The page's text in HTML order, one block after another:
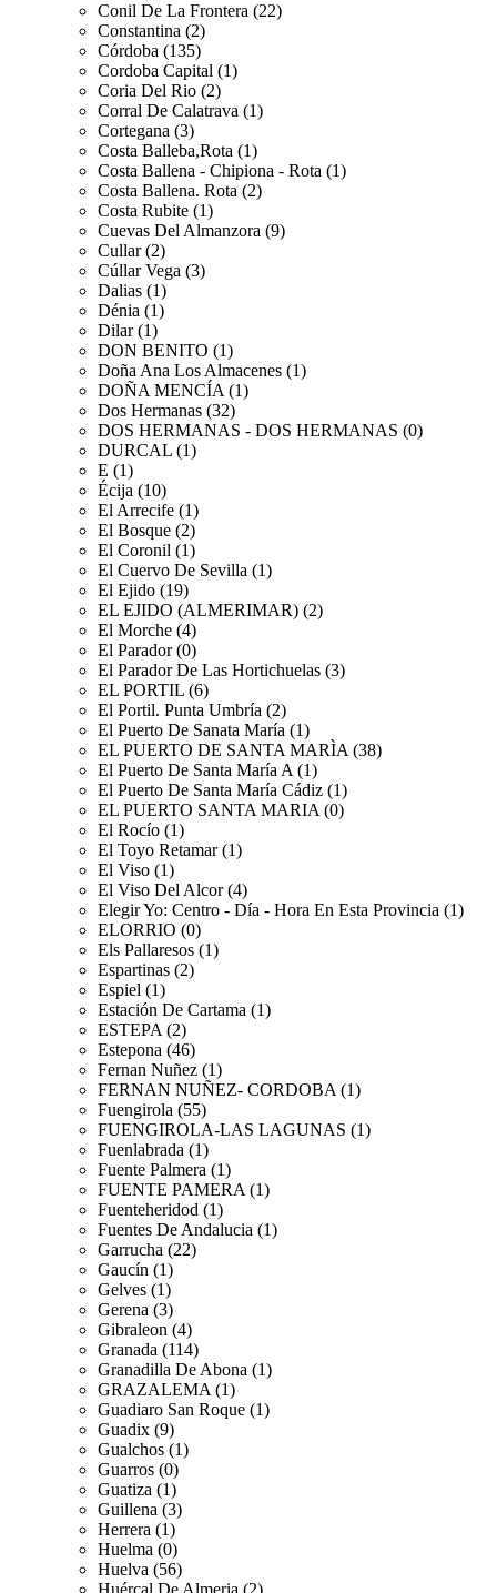
Conil De La Frontera (22)
Constantina (2)
Córdoba (135)
Cordoba Capital (1)
Coria Del Rio (2)
Corral De Calatrava (1)
Cortegana (3)
Costa Balleba,Rota (1)
Costa Ballena - Chipiona - Rota (1)
Costa Ballena. Rota (2)
Costa Rubite (1)
Cuevas Del Almanzora (9)
Cullar (2)
Cúllar Vega (3)
Dalias (1)
Dénia (1)
Dilar (1)
DON BENITO (1)
Doña Ana Los Almacenes (1)
DOÑA MENCÍA (1)
Dos Hermanas (32)
DOS HERMANAS - DOS HERMANAS (0)
DURCAL (1)
E (1)
Écija (10)
El Arrecife (1)
El Bosque (2)
El Coronil (1)
El Cuervo De Sevilla (1)
El Ejido (19)
EL EJIDO (ALMERIMAR) (2)
El Morche (4)
El Parador (0)
El Parador De Las Hortichuelas (3)
EL PORTIL (6)
El Portil. Punta Umbría (2)
El Puerto De Sanata María (1)
EL PUERTO DE SANTA MARÌA (38)
El Puerto De Santa María A (1)
El Puerto De Santa María Cádiz (1)
EL PUERTO SANTA MARIA (0)
El Rocío (1)
El Toyo Retamar (1)
El Viso (1)
El Viso Del Alcor (4)
Elegir Yo: Centro - Día - Hora En Esta Provincia (1)
ELORRIO (0)
Els Pallaresos (1)
Espartinas (2)
Espiel (1)
Estación De Cartama (1)
ESTEPA (2)
Estepona (46)
Fernan Nuñez (1)
FERNAN NUÑEZ- CORDOBA (1)
Fuengirola (55)
FUENGIROLA-LAS LAGUNAS (1)
Fuenlabrada (1)
Fuente Palmera (1)
FUENTE PAMERA (1)
Fuenteheridod (1)
Fuentes De Andalucia (1)
Garrucha (22)
Gaucín (1)
Gelves (1)
Gerena (3)
Gibraleon (4)
Granada (114)
Granadilla De Abona (1)
GRAZALEMA (1)
Guadiaro San Roque (1)
Guadix (9)
Gualchos (1)
Guarros (0)
Guatiza (1)
Guillena (3)
Herrera (1)
Huelma (0)
Huelva (56)